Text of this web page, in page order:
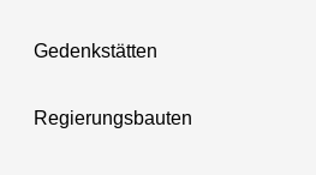
Gedenkstätten
Regierungsbauten